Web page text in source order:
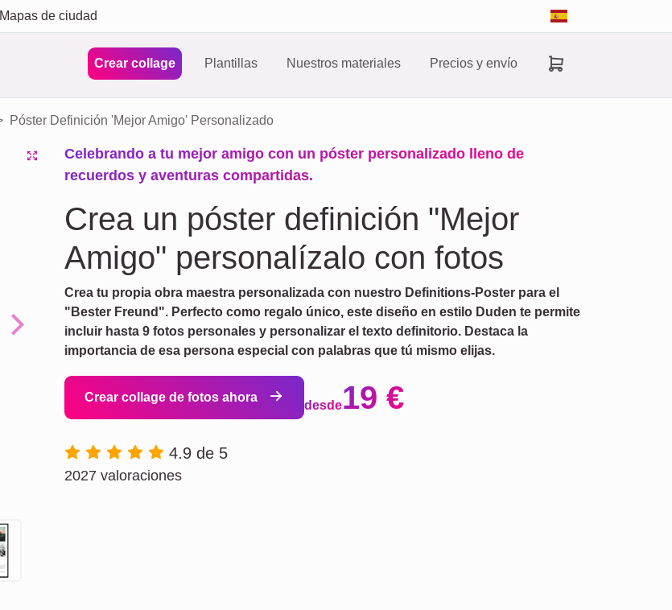
Mapas de ciudad
Crear collage Plantillas Nuestros materiales Precios y envío
Póster Definición 'Mejor Amigo' Personalizado
Next
Celebrando a tu mejor amigo con un póster personalizado lleno de
recuerdos y aventuras compartidas.
Crea un póster definición "Mejor
Amigo" personalízalo con fotos
Crea tu propia obra maestra personalizada con nuestro Definitions-Poster para el
"Bester Freund". Perfecto como regalo único, este diseño en estilo Duden te permite
incluir hasta 9 fotos personales y personalizar el texto definitorio. Destaca la
importancia de esa persona especial con palabras que tú mismo elijas.
Crear collage de fotos ahora
desde19 €
4.9 de 5
2027 valoraciones